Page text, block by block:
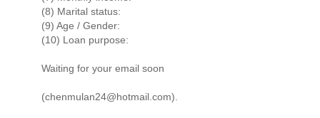
(8) Marital status:
(9) Age / Gender:
(10) Loan purpose:
Waiting for your email soon
(chenmulan24@hotmail.com).